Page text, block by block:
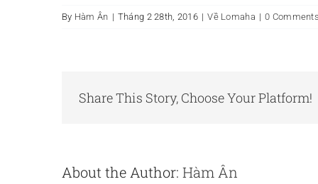
By Hàm Ân | Tháng 2 28th, 2016 | Về Lomaha | 0
Share This Story, Choose Your Platform!
About the Author: Hàm Ân